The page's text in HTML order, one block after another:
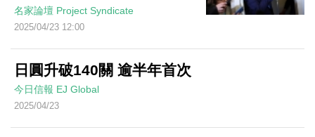
名家論壇 Project Syndicate
2025/04/23 12:00
日圓升破140關 逾半年首次
今日信報 EJ Global
2025/04/23